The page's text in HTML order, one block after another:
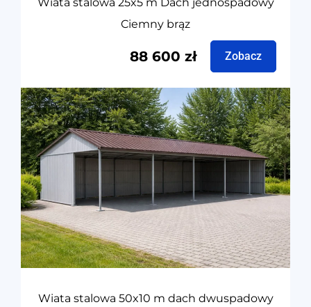
Wiata stalowa 25x5 m Dach jednospadowy
Ciemny brąz
88 600 zł Zobacz
Wiata stalowa 50x10 m dach dwuspadowy